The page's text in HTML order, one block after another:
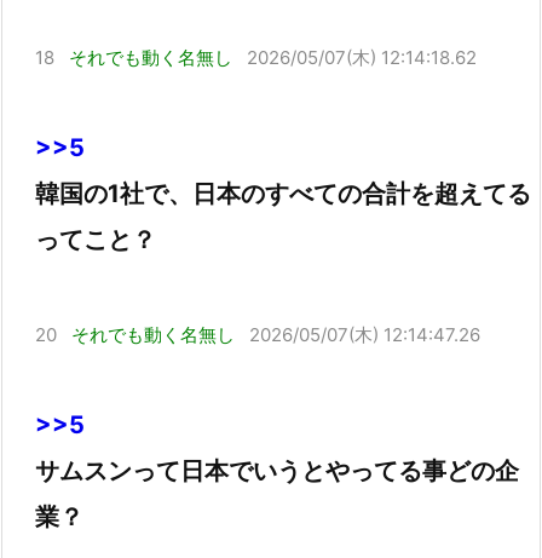
18 それでも動く名無し 2026/05/07(木) 12:14:18.62
>>5
韓国の1社で、日本のすべての合計を超えてる
ってこと？
20 それでも動く名無し 2026/05/07(木) 12:14:47.26
>>5
サムスンって日本でいうとやってる事どの企
業？